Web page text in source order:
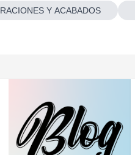
Y ACABADOS